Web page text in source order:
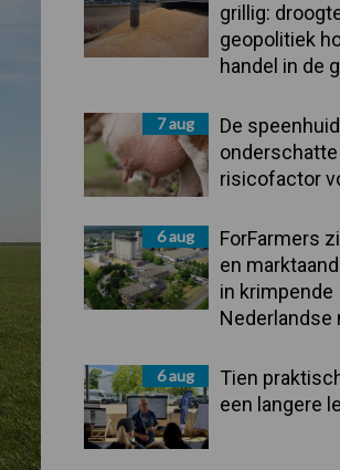
grillig:
geopolitiek
handel in de
7 aug
De
onderschatte
risicofactor
6 aug
ForFarmers
en
in krimpende
Nederlandse
6 aug
Tien
een langere